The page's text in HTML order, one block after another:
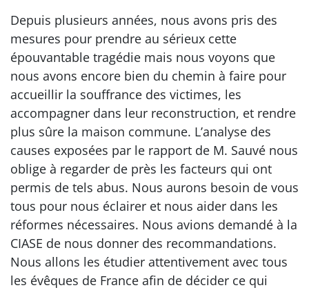
Depuis plusieurs années, nous avons pris des
mesures pour prendre au sérieux cette
épouvantable tragédie mais nous voyons que
nous avons encore bien du chemin à faire pour
accueillir la souffrance des victimes, les
accompagner dans leur reconstruction, et rendre
plus sûre la maison commune. L’analyse des
causes exposées par le rapport de M. Sauvé nous
oblige à regarder de près les facteurs qui ont
permis de tels abus. Nous aurons besoin de vous
tous pour nous éclairer et nous aider dans les
réformes nécessaires. Nous avions demandé à la
CIASE de nous donner des recommandations.
Nous allons les étudier attentivement avec tous
les évêques de France afin de décider ce qui